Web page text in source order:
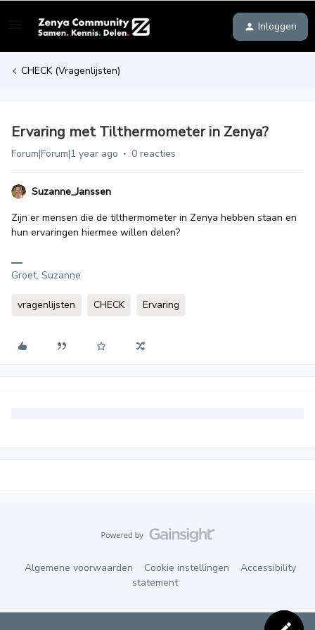
Inloggen
CHECK (Vragenlijsten)
Ervaring met Tilthermometer in Zenya?
Forum|Forum|1 year ago 0 reacties
Suzanne_Janssen
Zijn er mensen die de tilthermometer in Zenya hebben staan en
hun ervaringen hiermee willen delen?
Groet, Suzanne
vragenlijsten CHECK Ervaring
Algemene voorwaarden Cookie instellingen
Accessibility
statement